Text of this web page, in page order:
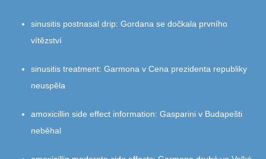
sinusitis postnasal drip: Gordana se dočkala prvního
vítězství
sinusitis treatment: Garmona v Cena prezidenta republiky
neuspěla
amoxicillin side effect information: Gasparini v Budapešti
neběhal